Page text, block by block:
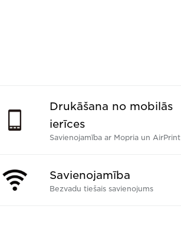
Drukāšana no mobilās
ierīces
Savienojamība ar Mopria un AirPrint
Savienojamība
Bezvadu tiešais savienojums